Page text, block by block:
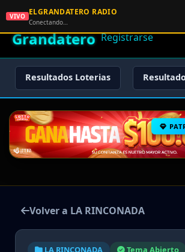
🌟 El
Grandatero Registrarse
Resultados Loterias
Volver a LA RINCONADA
LA RINCONADA Tema Abierto
VIVO ELGRANDATERO RADIO
Conectando…